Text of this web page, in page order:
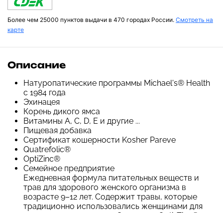
Более чем 25000 пунктов выдачи в 470 городах России. Смотреть на
карте
Описание
Натуропатические программы Michael's® Health
с 1984 года
Эхинацея
Корень дикого ямса
Витамины A, C, D, E и другие ...
Пищевая добавка
Сертификат кошерности Kosher Pareve
Quatrefolic®
OptiZinc®
Семейное предприятие
Ежедневная формула питательных веществ и
трав для здорового женского организма в
возрасте 9–12 лет. Содержит травы, которые
традиционно использовались женщинами для